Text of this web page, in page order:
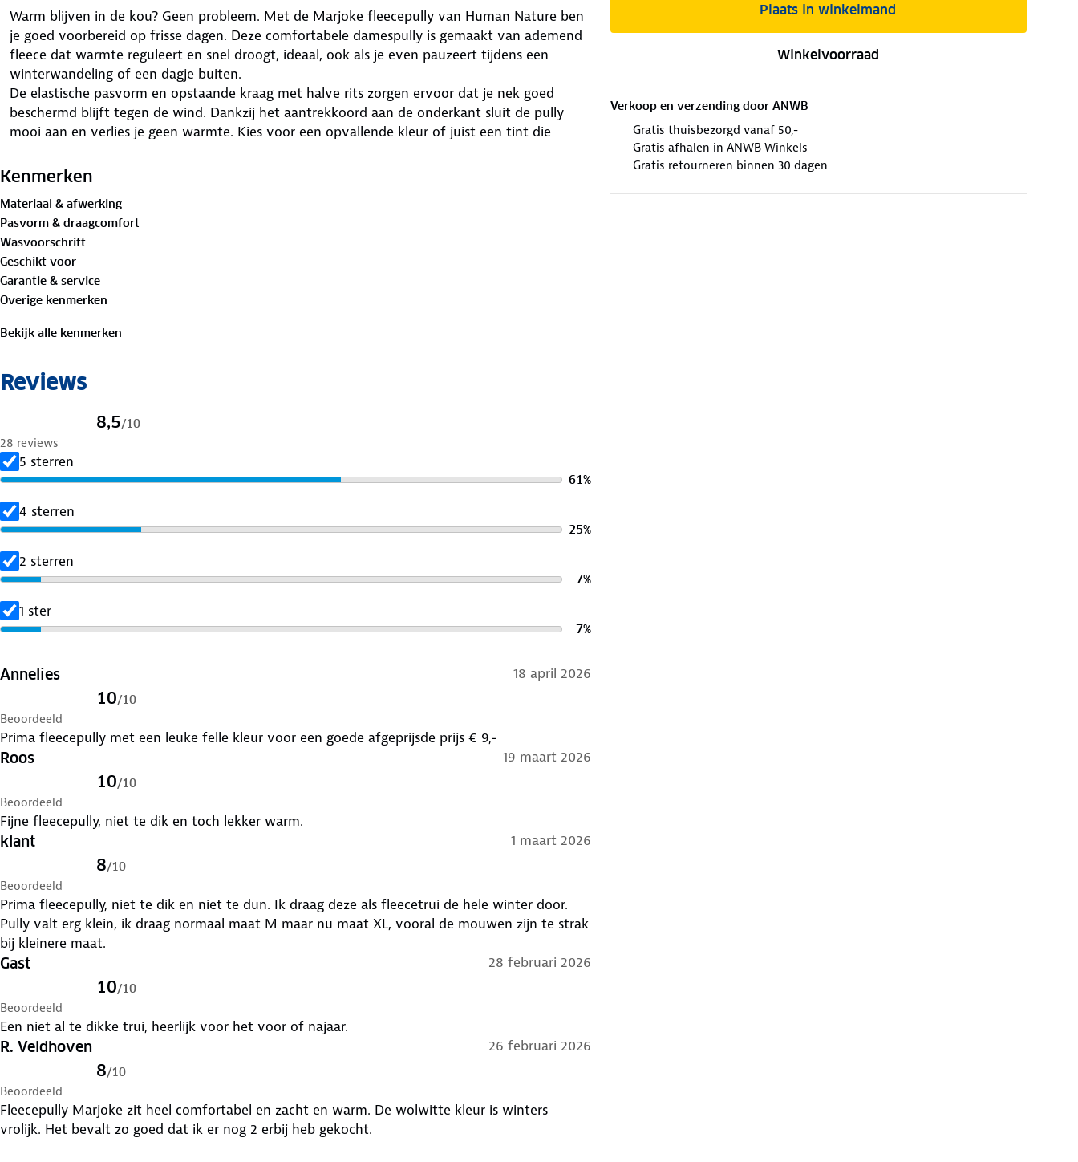
Plaats in winkelmand
Winkelvoorraad
Verkoop en verzending door ANWB
Gratis thuisbezorgd vanaf 50,-
Gratis afhalen in ANWB Winkels
Gratis retourneren binnen 30 dagen
Warm blijven in de kou? Geen probleem. Met de Marjoke fleecepully van Human Nature ben
je goed voorbereid op frisse dagen. Deze comfortabele damespully is gemaakt van ademend
fleece dat warmte reguleert en snel droogt, ideaal, ook als je even pauzeert tijdens een
winterwandeling of een dagje buiten.
De elastische pasvorm en opstaande kraag met halve rits zorgen ervoor dat je nek goed
beschermd blijft tegen de wind. Dankzij het aantrekkoord aan de onderkant sluit de pully
mooi aan en verlies je geen warmte. Kies voor een opvallende kleur of juist een tint die
warm op pad.
Bewust onderweg met hergebruikt materiaal
70% polyester, 30%gerecycled polyester
Is je kleding aan vervanging toe? Lever het in bij onze winkels. Wij geven er een nieuwe
bestemming aan.
Kenmerken
Materiaal & afwerking
Pasvorm & draagcomfort
Wasvoorschrift
Geschikt voor
Garantie & service
Overige kenmerken
Bekijk alle kenmerken
Reviews
8,5/10
28 reviews
5 sterren
61%
4 sterren
25%
2 sterren
7%
1 ster
7%
Annelies 18 april 2026
10/10
Beoordeeld
Prima fleecepully met een leuke felle kleur voor een goede afgeprijsde prijs € 9,-
Roos 19 maart 2026
10/10
Beoordeeld
Fijne fleecepully, niet te dik en toch lekker warm.
klant 1 maart 2026
8/10
Beoordeeld
Prima fleecepully, niet te dik en niet te dun. Ik draag deze als fleecetrui de hele winter door.
Pully valt erg klein, ik draag normaal maat M maar nu maat XL, vooral de mouwen zijn te strak
bij kleinere maat.
Gast 28 februari 2026
10/10
Beoordeeld
Een niet al te dikke trui, heerlijk voor het voor of najaar.
R. Veldhoven 26 februari 2026
8/10
Beoordeeld
Fleecepully Marjoke zit heel comfortabel en zacht en warm. De wolwitte kleur is winters
vrolijk. Het bevalt zo goed dat ik er nog 2 erbij heb gekocht.